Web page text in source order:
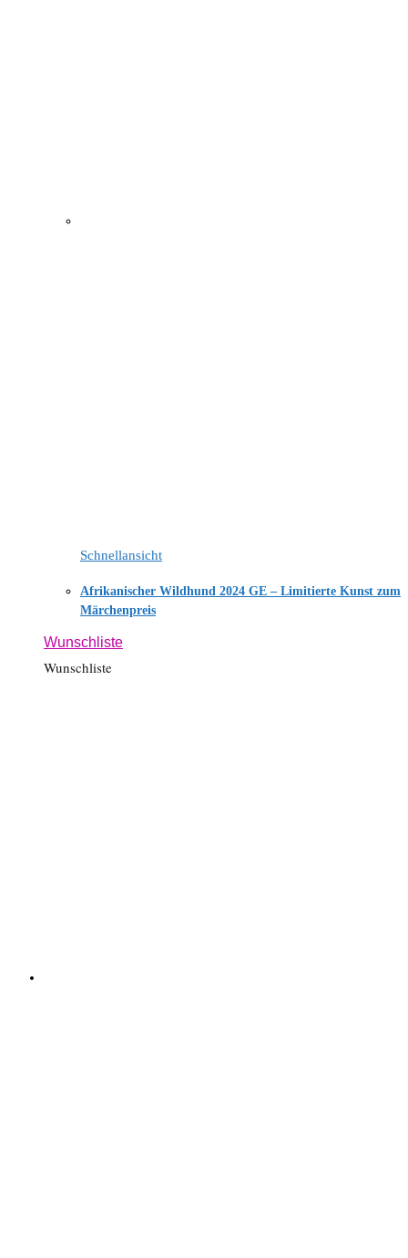
Schnellansicht
Afrikanischer Wildhund 2024 GE – Limitierte Kunst zum
Märchenpreis
Wunschliste
Wunschliste